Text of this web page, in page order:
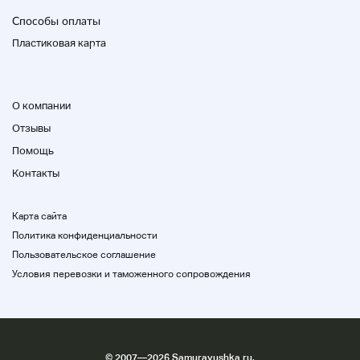
Способы оплаты
Пластиковая карта
О компании
Отзывы
Помощь
Контакты
Карта сайта
Политика конфиденциальности
Пользовательское соглашение
Условия перевозки и таможенного сопровождения